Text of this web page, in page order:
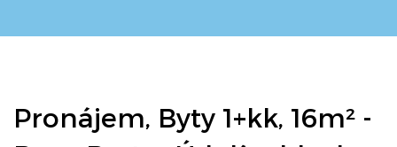
Pronájem, Byty 1+kk, 16m² -